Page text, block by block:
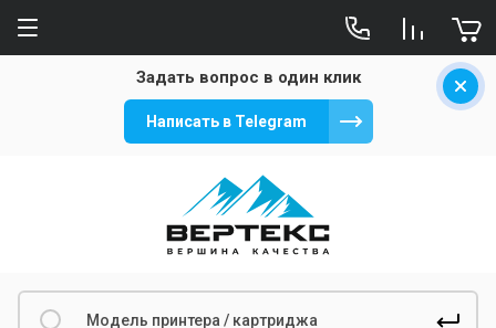
Задать вопрос в один клик
Написать в Telegram